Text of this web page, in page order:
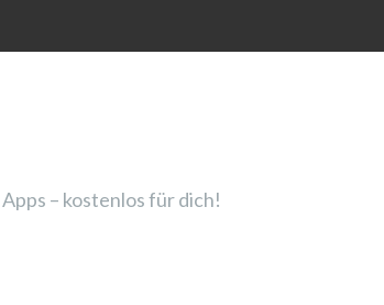
– kostenlos für dich!